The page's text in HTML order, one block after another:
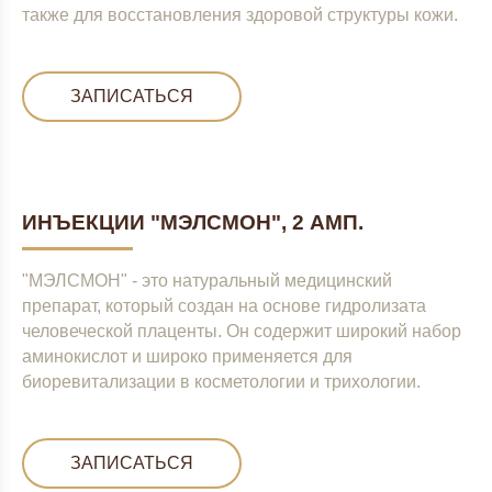
также для восстановления здоровой структуры кожи.
ЗАПИСАТЬСЯ
ИНЪЕКЦИИ "МЭЛСМОН", 2 АМП.
"МЭЛСМОН" - это натуральный медицинский
препарат, который создан на основе гидролизата
человеческой плаценты. Он содержит широкий набор
аминокислот и широко применяется для
биоревитализации в косметологии и трихологии.
ЗАПИСАТЬСЯ